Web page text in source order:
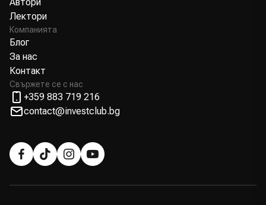
Лектори
Компанията
Блог
За нас
Контакт
Свържете се с нас
+359 883 719 216
contact@investclub.bg